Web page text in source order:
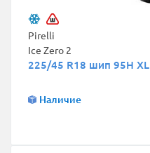
Pirelli
Ice Zero 2
225/45 R18 шип 95H XL
Наличие